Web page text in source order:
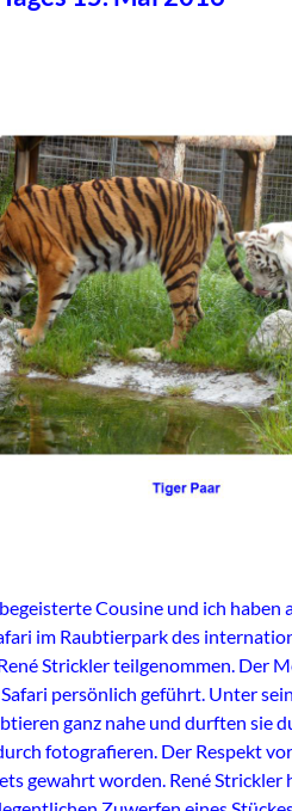
Cousine und ich haben
im Raubtierpark des
Strickler teilgenommen. Der
persönlich geführt. Unter
ganz nahe und durften sie
fotografieren. Der Respekt
gewahrt worden. René Strickler